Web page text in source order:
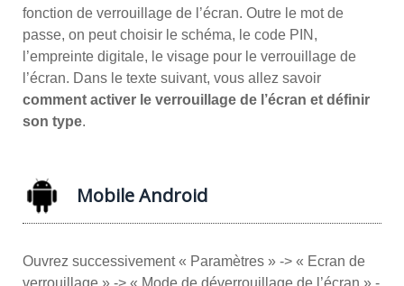
fonction de verrouillage de l’écran. Outre le mot de
passe, on peut choisir le schéma, le code PIN,
l’empreinte digitale, le visage pour le verrouillage de
l’écran. Dans le texte suivant, vous allez savoir
comment activer le verrouillage de l’écran et définir
son type.
Mobile Android
Ouvrez successivement « Paramètres » -> « Ecran de
verrouillage » -> « Mode de déverrouillage de l’écran » -